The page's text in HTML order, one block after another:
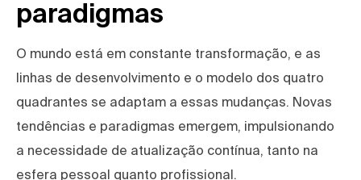
paradigmas
O mundo está em constante transformação, e as
linhas de desenvolvimento e o modelo dos quatro
quadrantes se adaptam a essas mudanças. Novas
tendências e paradigmas emergem, impulsionando
a necessidade de atualização contínua, tanto na
esfera pessoal quanto profissional.